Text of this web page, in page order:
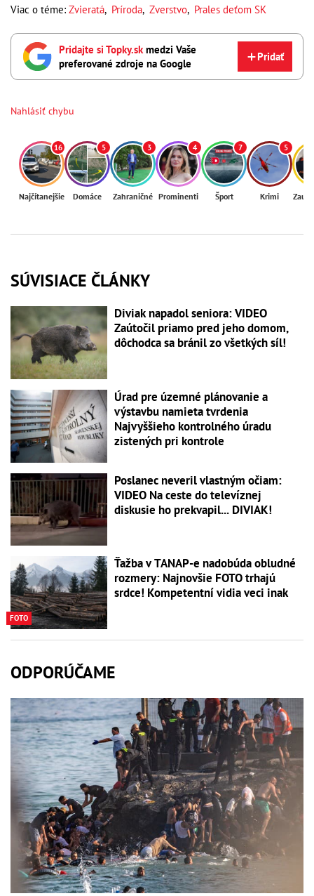
Viac o téme: Zvieratá, Príroda, Zverstvo, Prales deťom SK
Pridajte si Topky.sk medzi Vaše
preferované zdroje na Google
Pridať
Nahlásiť chybu
16
Najčítanejšie
5
Domáce
3
Zahraničné
4
Prominenti
7
Šport
5
Krimi
SÚVISIACE ČLÁNKY
Diviak napadol seniora: VIDEO
Zaútočil priamo pred jeho domom,
dôchodca sa bránil zo všetkých síl!
Úrad pre územné plánovanie a
výstavbu namieta tvrdenia
Najvyššieho kontrolného úradu
zistených pri kontrole
Poslanec neveril vlastným očiam:
VIDEO Na ceste do televíznej
diskusie ho prekvapil... DIVIAK!
FOTO
Ťažba v TANAP-e nadobúda obludné
rozmery: Najnovšie FOTO trhajú
srdce! Kompetentní vidia veci inak
ODPORÚČAME